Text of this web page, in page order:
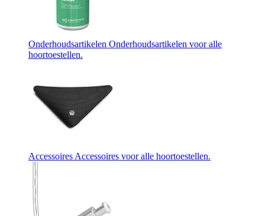
Onderhoudsartikelen Onderhoudsartikelen voor alle
hoortoestellen.
Accessoires Accessoires voor alle hoortoestellen.